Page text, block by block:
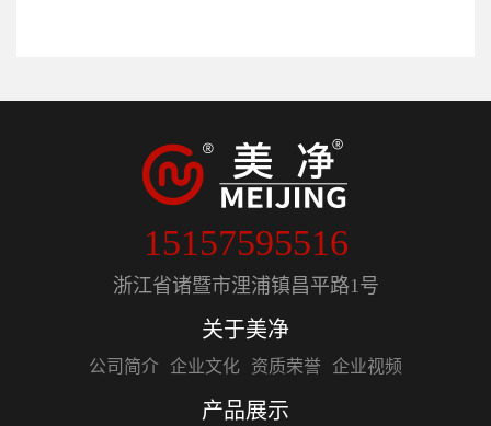
15157595516
浙江省诸暨市浬浦镇昌平路1号
关于美净
公司简介 企业文化 资质荣誉 企业视频
产品展示